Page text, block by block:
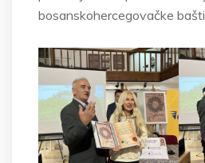
bosanskohercegovačke